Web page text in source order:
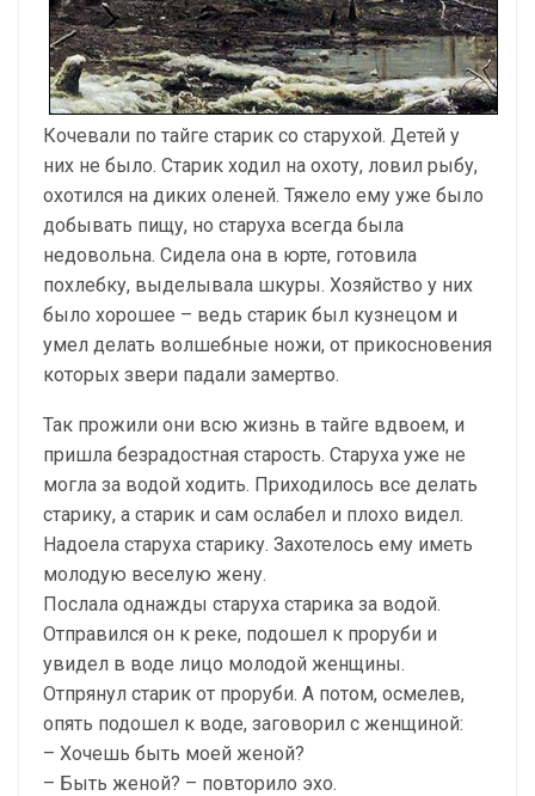
Кочевали по тайге старик со старухой. Детей у
них не было. Старик ходил на охоту, ловил рыбу,
охотился на диких оленей. Тяжело ему уже было
добывать пищу, но старуха всегда была
недовольна. Сидела она в юрте, готовила
похлебку, выделывала шкуры. Хозяйство у них
было хорошее – ведь старик был кузнецом и
умел делать волшебные ножи, от прикосновения
которых звери падали замертво.
Так прожили они всю жизнь в тайге вдвоем, и
пришла безрадостная старость. Старуха уже не
могла за водой ходить. Приходилось все делать
старику, а старик и сам ослабел и плохо видел.
Надоела старуха старику. Захотелось ему иметь
молодую веселую жену.
Послала однажды старуха старика за водой.
Отправился он к реке, подошел к проруби и
увидел в воде лицо молодой женщины.
Отпрянул старик от проруби. А потом, осмелев,
опять подошел к воде, заговорил с женщиной:
– Хочешь быть моей женой?
– Быть женой? – повторило эхо.